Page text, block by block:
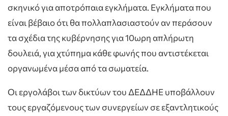
σκηνικό για αποτρόπαια εγκλήματα. Εγκλήματα που
είναι βέβαιο ότι θα πολλαπλασιαστούν αν περάσουν
τα σχέδια της κυβέρνησης για 10ωρη απλήρωτη
δουλειά, για χτύπημα κάθε φωνής που αντιστέκεται
οργανωμένα μέσα από τα σωματεία.
Οι εργολάβοι των δικτύων του ΔΕΔΔΗΕ υποβάλλουν
τους εργαζόμενους των συνεργείων σε εξαντλητικούς